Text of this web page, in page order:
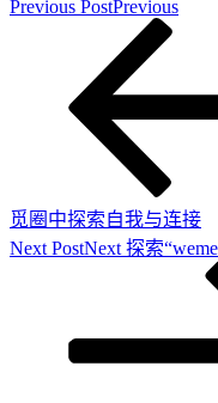
Previous PostPrevious
觅圈中探索自我与连接
Next PostNext 探索